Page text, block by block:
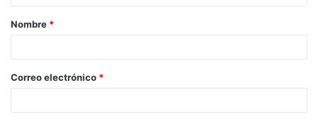
Nombre *
Correo electrónico *